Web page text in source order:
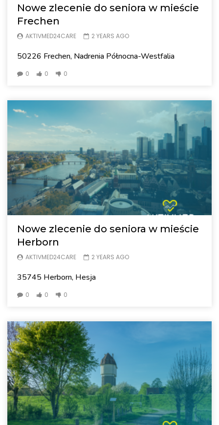
Nowe zlecenie do seniora w mieście
Frechen
AKTIVMED24CARE 2 YEARS AGO
50226 Frechen, Nadrenia Północna-Westfalia
0 0 0
Nowe zlecenie do seniora w mieście
Herborn
AKTIVMED24CARE 2 YEARS AGO
35745 Herborn, Hesja
0 0 0